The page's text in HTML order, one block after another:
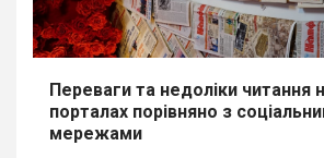
Переваги та недоліки читання
порталах порівняно з
мережами